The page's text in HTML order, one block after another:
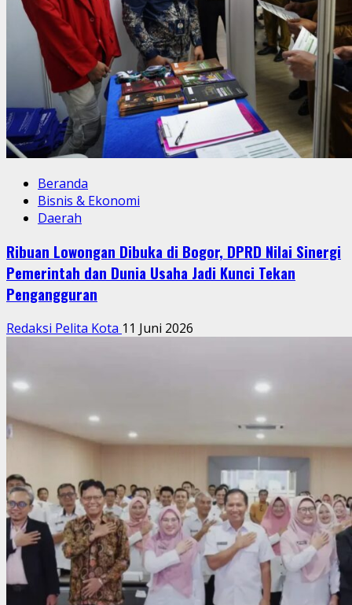
Beranda
Bisnis & Ekonomi
Daerah
Ribuan Lowongan Dibuka di Bogor, DPRD Nilai Sinergi
Pemerintah dan Dunia Usaha Jadi Kunci Tekan
Pengangguran
Redaksi Pelita Kota 11 Juni 2026